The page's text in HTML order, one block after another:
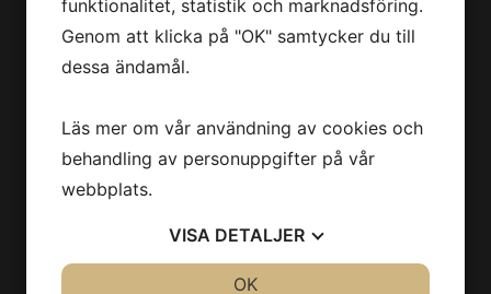
MEGAWEBB är en webbyrå som främst levererar
hemsidor och e-handel till små och medelstora
professionell plattform på nätet till en prisvärd
och fast kostnad. Snabbt, billigt och enkelt är
ledorden som drivit oss sedan starten och har
efter köpa hemsida eller e-handel? Kontakta oss,
vi hjälper dig!
funktionalitet, statistik och marknadsföring.
Genom att klicka på "OK" samtycker du till
dessa ändamål.
Läs mer om vår användning av cookies och
behandling av personuppgifter på vår
webbplats.
VISA DETALJER
OK